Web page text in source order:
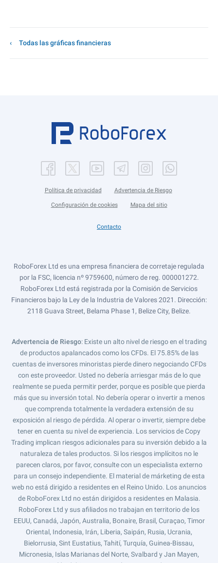
Todas las gráficas financieras
Política de privacidad Advertencia de Riesgo
Configuración de cookies Mapa del sitio
Contacto
RoboForex Ltd es una empresa financiera de corretaje regulada
por la FSC, licencia nº 9759600, número de reg. 000001272.
RoboForex Ltd está registrada por la Comisión de Servicios
Financieros bajo la Ley de la Industria de Valores 2021. Dirección:
2118 Guava Street, Belama Phase 1, Belize City, Belize.
Advertencia de Riesgo: Existe un alto nivel de riesgo en el trading
de productos apalancados como los CFDs. El 75.85% de las
cuentas de inversores minoristas pierde dinero negociando CFDs
con este proveedor. Usted no debería arriesgar más de lo que
realmente se pueda permitir perder, porque es posible que pierda
más que su inversión total. No debería operar o invertir a menos
que comprenda totalmente la verdadera extensión de su
exposición al riesgo de pérdida. Al operar o invertir, siempre debe
tener en cuenta su nivel de experiencia. Los servicios de Copy
Trading implican riesgos adicionales para su inversión debido a la
naturaleza de tales productos. Si los riesgos implícitos no le
parecen claros, por favor, consulte con un especialista externo
para un consejo independiente. El material de márketing de esta
web no está dirigido a residentes en el Reino Unido. Los anuncios
de RoboForex Ltd no están dirigidos a residentes en Malasia.
RoboForex Ltd y sus afiliados no trabajan en territorio de los
EEUU, Canadá, Japón, Australia, Bonaire, Brasil, Curaçao, Timor
Oriental, Indonesia, Irán, Liberia, Saipán, Rusia, Ucrania,
Bielorrusia, Sint Eustatius, Tahití, Turquía, Guinea-Bissau,
Micronesia, Islas Marianas del Norte, Svalbard y Jan Mayen,